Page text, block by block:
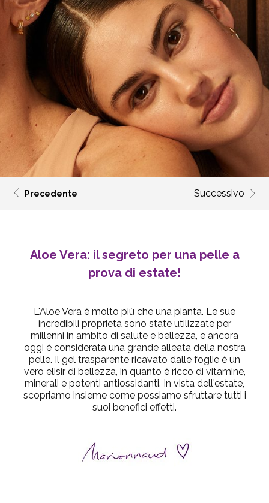
Precedente Successivo
Aloe Vera: il segreto per una pelle a
prova di estate!
L'Aloe Vera è molto più che una pianta. Le sue
incredibili proprietà sono state utilizzate per
millenni in ambito di salute e bellezza, e ancora
oggi è considerata una grande alleata della nostra
pelle. Il gel trasparente ricavato dalle foglie è un
vero elisir di bellezza, in quanto è ricco di vitamine,
minerali e potenti antiossidanti. In vista dell'estate,
scopriamo insieme come possiamo sfruttare tutti i
suoi benefici effetti.